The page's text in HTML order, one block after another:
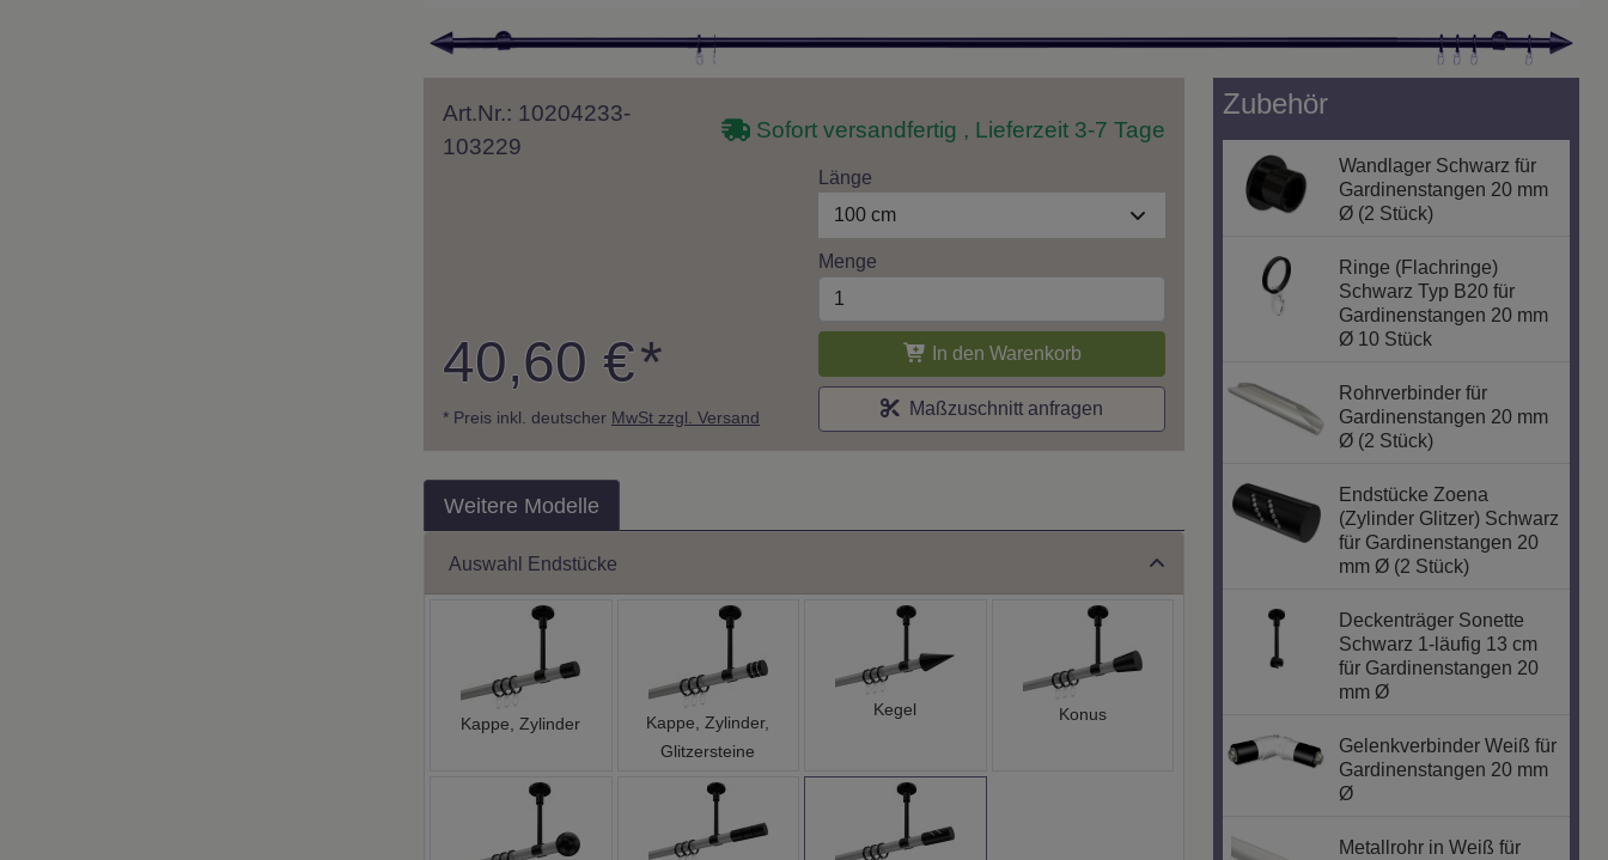
Art.Nr.: 10204233-
103229
Sofort versandfertig , Lieferzeit 3-7 Tage
40,60 €*
* Preis inkl. deutscher MwSt zzgl. Versand
Länge
100 cm
Menge
In den Warenkorb
Maßzuschnitt anfragen
Weitere Modelle
Auswahl Endstücke
Kappe, Zylinder
Kappe, Zylinder,
Glitzersteine
Kegel Konus
Zubehör
Wandlager Schwarz für
Gardinenstangen 20 mm
Ø (2 Stück)
Ringe (Flachringe)
Schwarz Typ B20 für
Gardinenstangen 20 mm
Ø 10 Stück
Rohrverbinder für
Gardinenstangen 20 mm
Ø (2 Stück)
Endstücke Zoena
(Zylinder Glitzer) Schwarz
für Gardinenstangen 20
mm Ø (2 Stück)
Deckenträger Sonette
Schwarz 1-läufig 13 cm
für Gardinenstangen 20
mm Ø
Gelenkverbinder Weiß für
Gardinenstangen 20 mm
Ø
Metallrohr in Weiß für